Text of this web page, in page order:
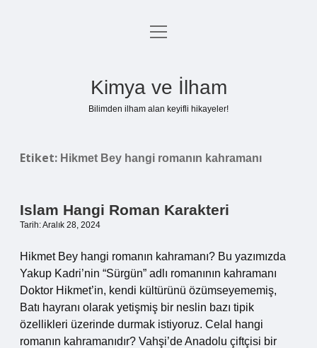
Anasayfa
menüyü
Kimya ve İlham
Bilimden ilham alan keyifli hikayeler!
Etiket: Hikmet Bey hangi romanın kahramanı
Islam Hangi Roman Karakteri
Tarih: Aralık 28, 2024
Hikmet Bey hangi romanın kahramanı? Bu yazımızda
Yakup Kadri’nin “Sürgün” adlı romanının kahramanı
Doktor Hikmet’in, kendi kültürünü özümseyememiş,
Batı hayranı olarak yetişmiş bir neslin bazı tipik
özellikleri üzerinde durmak istiyoruz. Celal hangi
romanın kahramanıdır? Vahşi’de Anadolu çiftçisi bir